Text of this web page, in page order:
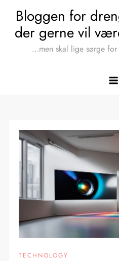
content
Bloggen for
der gerne vil
…men skal lige sørge
TECHNOLOGY